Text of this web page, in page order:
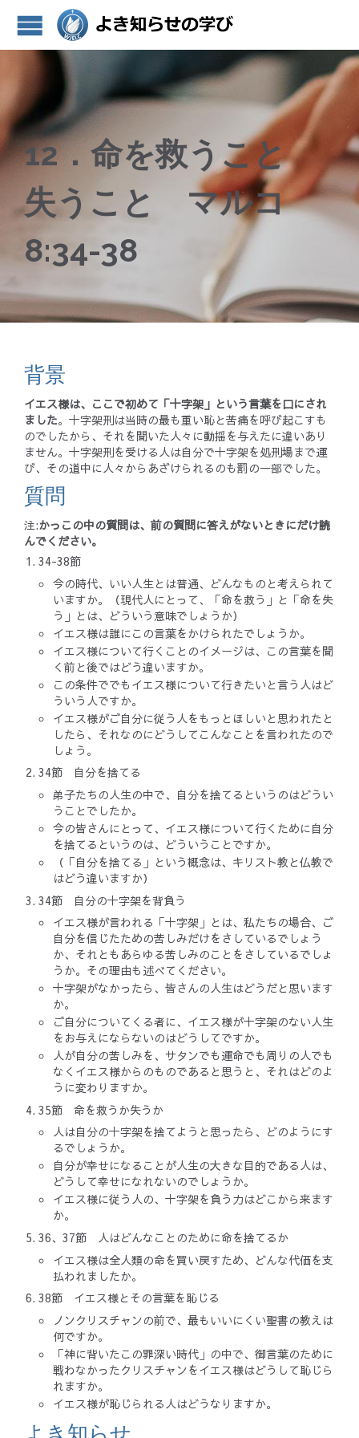
12．命を救うこと
失うこと マルコ
8:34-38
背景
イエス様は、ここで初めて「十字架」という言葉を口にされ
ました。十字架刑は当時の最も重い恥と苦痛を呼び起こすも
のでしたから、それを聞いた人々に動揺を与えたに違いあり
ません。十字架刑を受ける人は自分で十字架を処刑場まで運
び、その道中に人々からあざけられるのも罰の一部でした。
質問
注:かっこの中の質問は、前の質問に答えがないときにだけ読
んでください。
34-38節
今の時代、いい人生とは普通、どんなものと考えられて
いますか。（現代人にとって、「命を救う」と「命を失
う」とは、どういう意味でしょうか）
イエス様は誰にこの言葉をかけられたでしょうか。
イエス様について行くことのイメージは、この言葉を聞
く前と後ではどう違いますか。
この条件ででもイエス様について行きたいと言う人はど
ういう人ですか。
イエス様がご自分に従う人をもっとほしいと思われたと
したら、それなのにどうしてこんなことを言われたので
しょう。
34節 自分を捨てる
弟子たちの人生の中で、自分を捨てるというのはどうい
うことでしたか。
今の皆さんにとって、イエス様について行くために自分
を捨てるというのは、どういうことですか。
（「自分を捨てる」という概念は、キリスト教と仏教で
はどう違いますか）
34節 自分の十字架を背負う
イエス様が言われる「十字架」とは、私たちの場合、ご
自分を信じたための苦しみだけをさしているでしょう
か、それともあらゆる苦しみのことをさしているでしょ
うか。その理由も述べてください。
十字架がなかったら、皆さんの人生はどうだと思います
か。
ご自分についてくる者に、イエス様が十字架のない人生
をお与えにならないのはどうしてですか。
人が自分の苦しみを、サタンでも運命でも周りの人でも
なくイエス様からのものであると思うと、それはどのよ
うに変わりますか。
35節 命を救うか失うか
人は自分の十字架を捨てようと思ったら、どのようにす
るでしょうか。
自分が幸せになることが人生の大きな目的である人は、
どうして幸せになれないのでしょうか。
イエス様に従う人の、十字架を負う力はどこから来ます
か。
36、37節 人はどんなことのために命を捨てるか
イエス様は全人類の命を買い戻すため、どんな代価を支
払われましたか。
38節 イエス様とその言葉を恥じる
ノンクリスチャンの前で、最もいいにくい聖書の教えは
何ですか。
「神に背いたこの罪深い時代」の中で、御言葉のために
戦わなかったクリスチャンをイエス様はどうして恥じら
れますか。
イエス様が恥じられる人はどうなりますか。